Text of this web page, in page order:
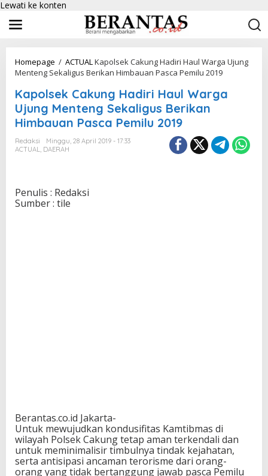
Lewati ke konten
Homepage / ACTUALKapolsek Cakung Hadiri Haul Warga Ujung
Menteng Sekaligus Berikan Himbauan Pasca Pemilu 2019
Kapolsek Cakung Hadiri Haul Warga
Ujung Menteng Sekaligus Berikan
Himbauan Pasca Pemilu 2019
Redaksi
Minggu, 28 April 2019 - 17:33
ACTUAL, DAERAH
Penulis : Redaksi
Sumber : tile
Berantas.co.id Jakarta-
Untuk mewujudkan kondusifitas Kamtibmas di
wilayah Polsek Cakung tetap aman terkendali dan
untuk meminimalisir timbulnya tindak kejahatan,
serta antisipasi ancaman terorisme dari orang-
orang yang tidak bertanggung jawab pasca Pemilu